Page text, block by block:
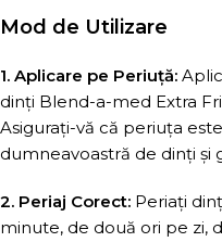
Mod de Utilizare
1. Aplicare pe Periuță:
dinți Blend-a-med Extra
Asigurați-vă că periuța
dumneavoastră de dinți și
2. Periaj Corect: Periați
minute, de două ori pe zi,